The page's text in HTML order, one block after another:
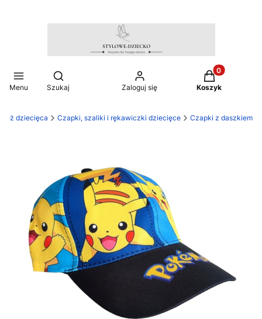
Menu
Otwórz wyszukiwarkę
Szukaj Zaloguj się
Produkty w
Koszyk
dziecięca Czapki, szaliki i rękawiczki dziecięce Czapki z daszkiem